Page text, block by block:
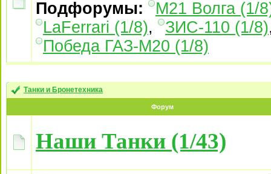
Подфорумы:
М21 Волга (1/
LaFerrari (1/8), ЗИС-110 (1/8)
Победа ГАЗ-М20 (1/8)
Танки и Бронетехника
Форум
Наши Танки (1/43)